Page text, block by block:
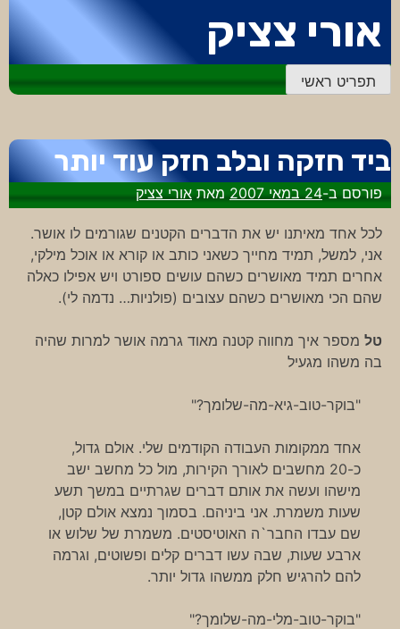
לתוכן
אורי צציק
תפריט ראשי
ביד חזקה ובלב חזק עוד יותר
פורסם ב-24 במאי 2007 מאתאורי צציק
לכל אחד מאיתנו יש את הדברים הקטנים שגורמים לו אושר.
אני, למשל, תמיד מחייך כשאני כותב או קורא או אוכל מילקי,
אחרים תמיד מאושרים כשהם עושים ספורט ויש אפילו כאלה
שהם הכי מאושרים כשהם עצובים (פולניות… נדמה לי).
טל מספר איך מחווה קטנה מאוד גרמה אושר למרות שהיה
בה משהו מגעיל
"בוקר-טוב-גיא-מה-שלומך?"
אחד ממקומות העבודה הקודמים שלי. אולם גדול,
כ-20 מחשבים לאורך הקירות, מול כל מחשב ישב
מישהו ועשה את אותם דברים שגרתיים במשך תשע
שעות משמרת. אני ביניהם. בסמוך נמצא אולם קטן,
שם עבדו החבר`ה האוטיסטים. משמרת של שלוש או
ארבע שעות, שבה עשו דברים קלים ופשוטים, וגרמה
להם להרגיש חלק ממשהו גדול יותר.
"בוקר-טוב-מלי-מה-שלומך?"